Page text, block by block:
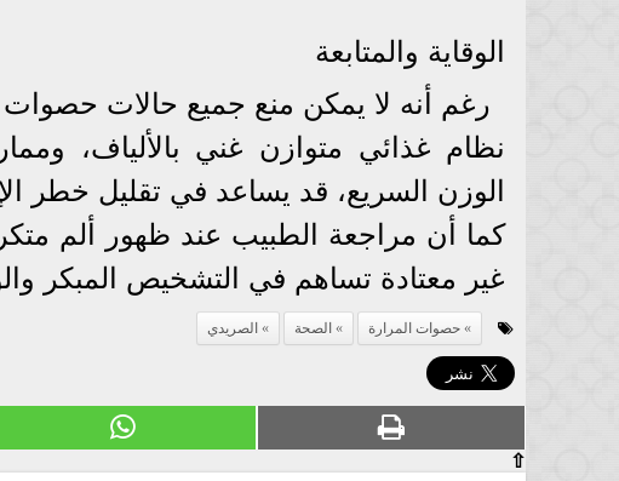
الوقاية والمتابعة
رغم أنه لا يمكن منع جميع حالات
نظام غذائي متوازن غني بالألياف،
الوزن السريع، قد يساعد في تقليل خطر
كما أن مراجعة الطبيب عند ظهور ألم
غير معتادة تساهم في التشخيص المبكر
حصوات المرارة الصحة الصريدي
⇧